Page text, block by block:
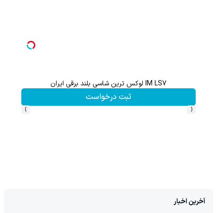
IM LS7 لوکس ترین شاسی بلند برقی ایران
ثبت درخواست
‹
›
آخرین اخبار